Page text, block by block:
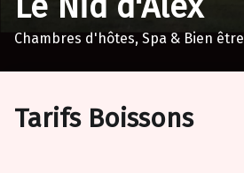
Chambres d'hôtes, Spa & Bien être
Tarifs Boissons